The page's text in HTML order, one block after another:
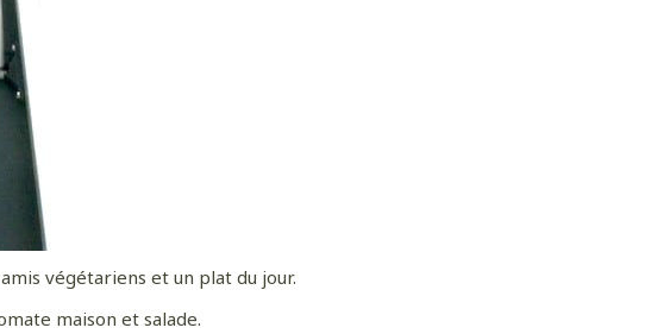
végétariens et un plat du jour.
maison et salade.